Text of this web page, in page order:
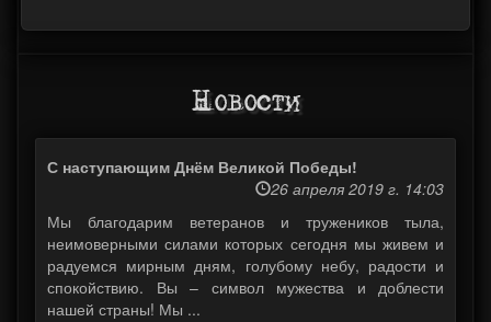
Новости
С наступающим Днём Великой Победы!
26 апреля 2019 г. 14:03
Мы благодарим ветеранов и тружеников тыла,
неимоверными силами которых сегодня мы живем и
радуемся мирным дням, голубому небу, радости и
спокойствию. Вы – символ мужества и доблести
нашей страны! Мы ...